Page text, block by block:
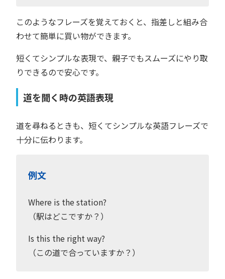
このようなフレーズを覚えておくと、指差しと組み合
わせて簡単に買い物ができます。
短くてシンプルな表現で、親子でもスムーズにやり取
りできるので安心です。
道を聞く時の英語表現
道を尋ねるときも、短くてシンプルな英語フレーズで
十分に伝わります。
例文
Where is the station?
（駅はどこですか？）
Is this the right way?
（この道で合っていますか？）